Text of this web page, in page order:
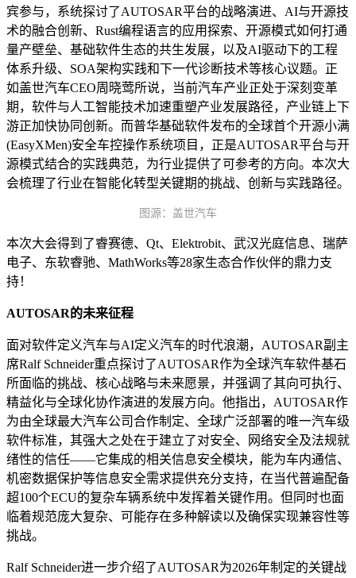
宾参与，系统探讨了AUTOSAR平台的战略演进、AI与开源技
术的融合创新、Rust编程语言的应用探索、开源模式如何打通
量产壁垒、基础软件生态的共生发展，以及AI驱动下的工程
体系升级、SOA架构实践和下一代诊断技术等核心议题。正
如盖世汽车CEO周晓莺所说，当前汽车产业正处于深刻变革
期，软件与人工智能技术加速重塑产业发展路径，产业链上下
游正加快协同创新。而普华基础软件发布的全球首个开源小满
(EasyXMen)安全车控操作系统项目，正是AUTOSAR平台与开
源模式结合的实践典范，为行业提供了可参考的方向。本次大
会梳理了行业在智能化转型关键期的挑战、创新与实践路径。
图源：盖世汽车
本次大会得到了睿赛德、Qt、Elektrobit、武汉光庭信息、瑞萨
电子、东软睿驰、MathWorks等28家生态合作伙伴的鼎力支
持！
AUTOSAR的未来征程
面对软件定义汽车与AI定义汽车的时代浪潮，AUTOSAR副主
席Ralf Schneider重点探讨了AUTOSAR作为全球汽车软件基石
所面临的挑战、核心战略与未来愿景，并强调了其向可执行、
精益化与全球化协作演进的发展方向。他指出，AUTOSAR作
为由全球最大汽车公司合作制定、全球广泛部署的唯一汽车级
软件标准，其强大之处在于建立了对安全、网络安全及法规就
绪性的信任——它集成的相关信息安全模块，能为车内通信、
机密数据保护等信息安全需求提供充分支持，在当代普遍配备
超100个ECU的复杂车辆系统中发挥着关键作用。但同时也面
临着规范庞大复杂、可能存在多种解读以及确保实现兼容性等
挑战。
Ralf Schneider进一步介绍了AUTOSAR为2026年制定的关键战